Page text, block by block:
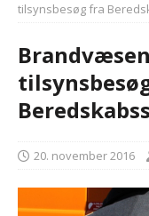
tilsynsbesøg fra
20. november 2016